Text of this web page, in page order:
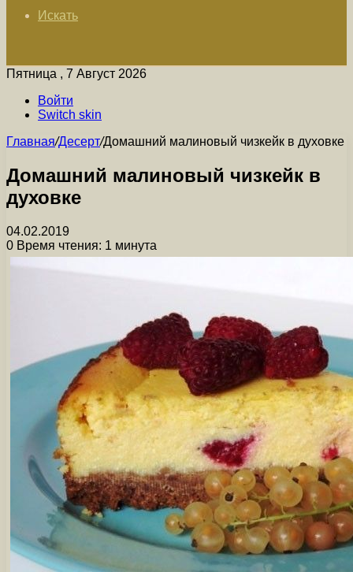
Искать
Пятница , 7 Август 2026
Войти
Switch skin
Главная/Десерт/Домашний малиновый чизкейк в духовке
Домашний малиновый чизкейк в
духовке
04.02.2019
0 Время чтения: 1 минута